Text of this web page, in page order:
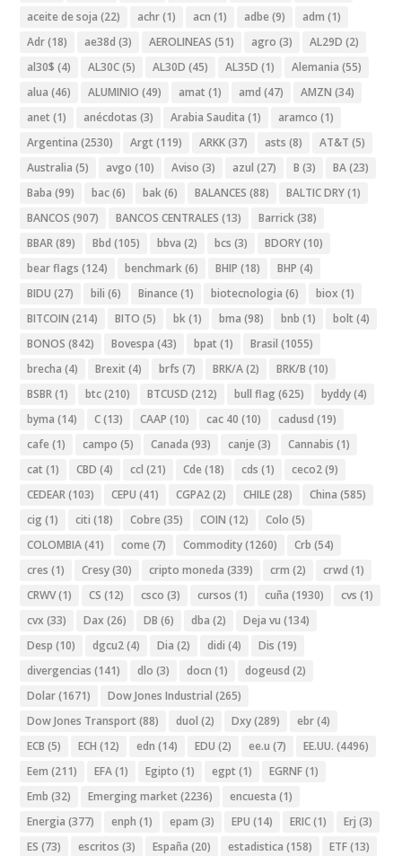
aceite de soja (22) achr(1) acn (1) adbe (9) adm (1)
Adr(18) ae38d (3) AEROLINEAS (51) agro (3) AL29D (2)
al30$ (4) AL30C(5) AL30D (45) AL35D (1) Alemania (55)
alua (46) ALUMINIO (49) amat (1) amd (47) AMZN (34)
anet (1) anécdotas (3) Arabia Saudita (1) aramco (1)
Argentina (2530) Argt (119) ARKK(37) asts (8) AT&T (5)
Australia (5) avgo (10) Aviso (3) azul (27) B (3) BA(23)
Baba (99) bac(6) bak(6) BALANCES (88) BALTIC DRY(1)
BANCOS (907) BANCOS CENTRALES (13) Barrick(38)
BBAR(89) Bbd (105) bbva (2) bcs (3) BDORY(10)
bear flags (124) benchmark(6) BHIP (18) BHP (4)
BIDU (27) bili (6) Binance (1) biotecnologia (6) biox (1)
BITCOIN (214) BITO (5) bk(1) bma (98) bnb (1) bolt (4)
BONOS (842) Bovespa (43) bpat (1) Brasil (1055)
brecha (4) Brexit (4) brfs (7) BRK/A(2) BRK/B (10)
BSBR(1) btc(210) BTCUSD (212) bull flag (625) byddy(4)
byma (14) C(13) CAAP (10) cac 40 (10) cadusd (19)
cafe (1) campo (5) Canada (93) canje (3) Cannabis (1)
cat (1) CBD (4) ccl (21) Cde (18) cds (1) ceco2(9)
CEDEAR(103) CEPU (41) CGPA2(2) CHILE(28) China (585)
cig (1) citi (18) Cobre (35) COIN (12) Colo (5)
COLOMBIA(41) come (7) Commodity(1260) Crb (54)
cres (1) Cresy(30) cripto moneda (339) crm (2) crwd (1)
CRWV(1) CS (12) csco (3) cursos (1) cuña (1930) cvs (1)
cvx (33) Dax (26) DB (6) dba (2) Deja vu (134)
Desp (10) dgcu2(4) Dia (2) didi (4) Dis (19)
divergencias (141) dlo (3) docn (1) dogeusd (2)
Dolar(1671) Dow Jones Industrial (265)
Dow Jones Transport (88) duol (2) Dxy(289) ebr(4)
ECB (5) ECH (12) edn (14) EDU (2) ee.u (7) EE.UU. (4496)
Eem (211) EFA(1) Egipto (1) egpt (1) EGRNF(1)
Emb (32) Emerging market (2236) encuesta (1)
Energia (377) enph (1) epam (3) EPU (14) ERIC(1) Erj (3)
ES (73) escritos (3) España (20) estadistica (158) ETF(13)